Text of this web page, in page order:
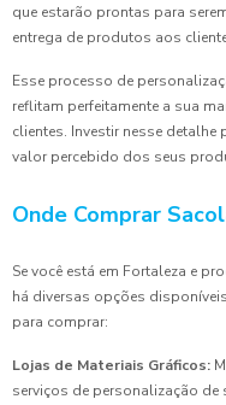
que estarão prontas para
entrega de produtos aos
Esse processo de
reflitam perfeitamente a sua
clientes. Investir nesse detalhe
valor percebido dos seus
Onde Comprar
Se você está em Fortaleza e
há diversas opções
para comprar:
Lojas de Materiais Gráficos:
serviços de personalização